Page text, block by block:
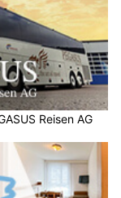
Reisen AG